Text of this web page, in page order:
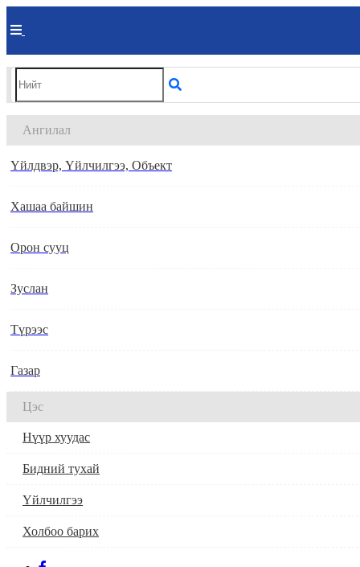
Ангилал
Үйлдвэр, Үйлчилгээ, Объект
Хашаа байшин
Орон сууц
Зуслан
Түрээс
Газар
Цэс
Нүүр хуудас
Бидний тухай
Үйлчилгээ
Холбоо барих